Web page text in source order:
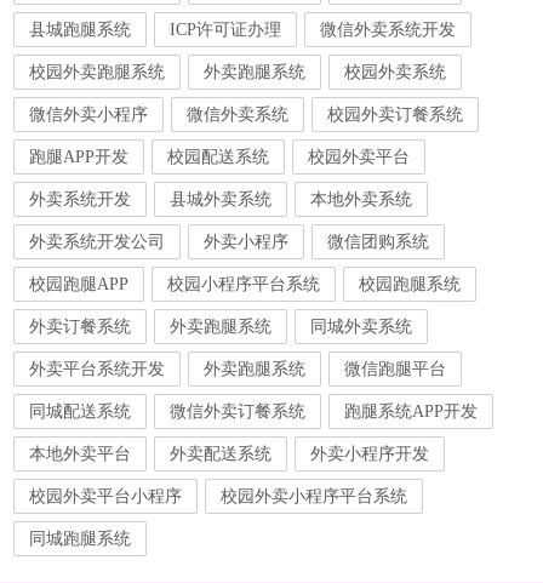
县城跑腿系统 ICP许可证办理 微信外卖系统开发
校园外卖跑腿系统 外卖跑腿系统 校园外卖系统
微信外卖小程序 微信外卖系统 校园外卖订餐系统
跑腿APP开发 校园配送系统 校园外卖平台
外卖系统开发 县城外卖系统 本地外卖系统
外卖系统开发公司 外卖小程序 微信团购系统
校园跑腿APP 校园小程序平台系统 校园跑腿系统
外卖订餐系统 外卖跑腿系统 同城外卖系统
外卖平台系统开发 外卖跑腿系统 微信跑腿平台
同城配送系统 微信外卖订餐系统 跑腿系统APP开发
本地外卖平台 外卖配送系统 外卖小程序开发
校园外卖平台小程序 校园外卖小程序平台系统
同城跑腿系统